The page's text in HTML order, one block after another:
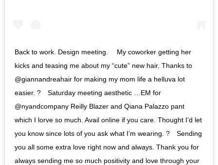
⁣Back to work. Design meeting. ⠀ My coworker getting her
kicks and teasing me about my “cute” new hair. Thanks to
@giannandreahair for making my mom life a helluva lot
easier. ?⠀ Saturday meeting aesthetic …EM for
@nyandcompany Reilly Blazer and Qiana Palazzo pant
which I lorve so much. Avail online if you care. Thought I’d let
you know since lots of you ask what I’m wearing. ?⠀ Sending
you all some extra love right now and always. Thank you for
always sending me so much positivity and love through your